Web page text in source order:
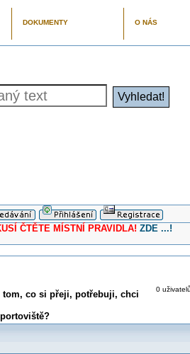
DOKUMENTY O NÁS
ČTĚTE MÍSTNÍ PRAVIDLA! ZDE ...!
tom, co si přeji, potřebuji, chci
0